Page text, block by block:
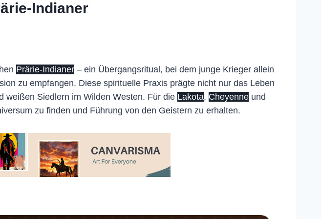
Indianer
Prärie-Indianer – ein Übergangsritual, bei dem junge Krieger allein
zu empfangen. Diese spirituelle Praxis prägte nicht nur das Leben
weißen Siedlern im Wilden Westen. Für die Lakota, Cheyenne und
zu finden und Führung von den Geistern zu erhalten.